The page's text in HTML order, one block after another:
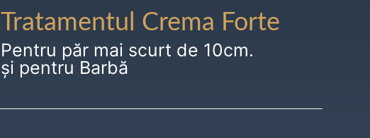
Tratamentul Crema Forte
Pentru păr mai scurt de 10cm.
și pentru Barbă